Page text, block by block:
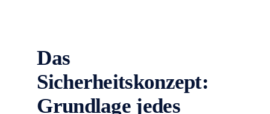
Das
Sicherheitskonzept:
Grundlage jedes